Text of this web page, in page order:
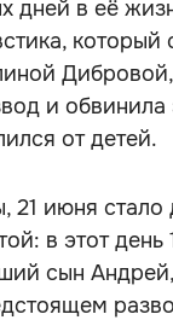
дней в её
который
и обвинила
от детей.
21 июня стало
в этот день
сын